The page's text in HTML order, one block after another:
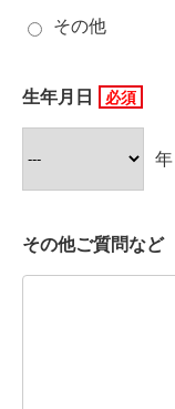
その他
生年月日
年
その他ご質問など